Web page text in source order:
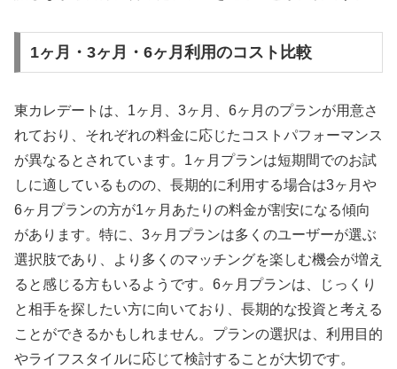
1ヶ月・3ヶ月・6ヶ月利用のコスト比較
東カレデートは、1ヶ月、3ヶ月、6ヶ月のプランが用意さ
れており、それぞれの料金に応じたコストパフォーマンス
が異なるとされています。1ヶ月プランは短期間でのお試
しに適しているものの、長期的に利用する場合は3ヶ月や
6ヶ月プランの方が1ヶ月あたりの料金が割安になる傾向
があります。特に、3ヶ月プランは多くのユーザーが選ぶ
選択肢であり、より多くのマッチングを楽しむ機会が増え
ると感じる方もいるようです。6ヶ月プランは、じっくり
と相手を探したい方に向いており、長期的な投資と考える
ことができるかもしれません。プランの選択は、利用目的
やライフスタイルに応じて検討することが大切です。